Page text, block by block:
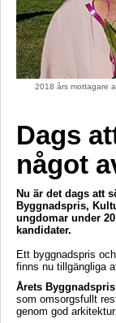
2018 års mottagare
Dags
något
Nu är det dags att
Byggnadspris,
ungdomar under
kandidater.
Ett byggnadspris
finns nu tillgängliga
Årets Byggnadspris
som omsorgsfullt
genom god